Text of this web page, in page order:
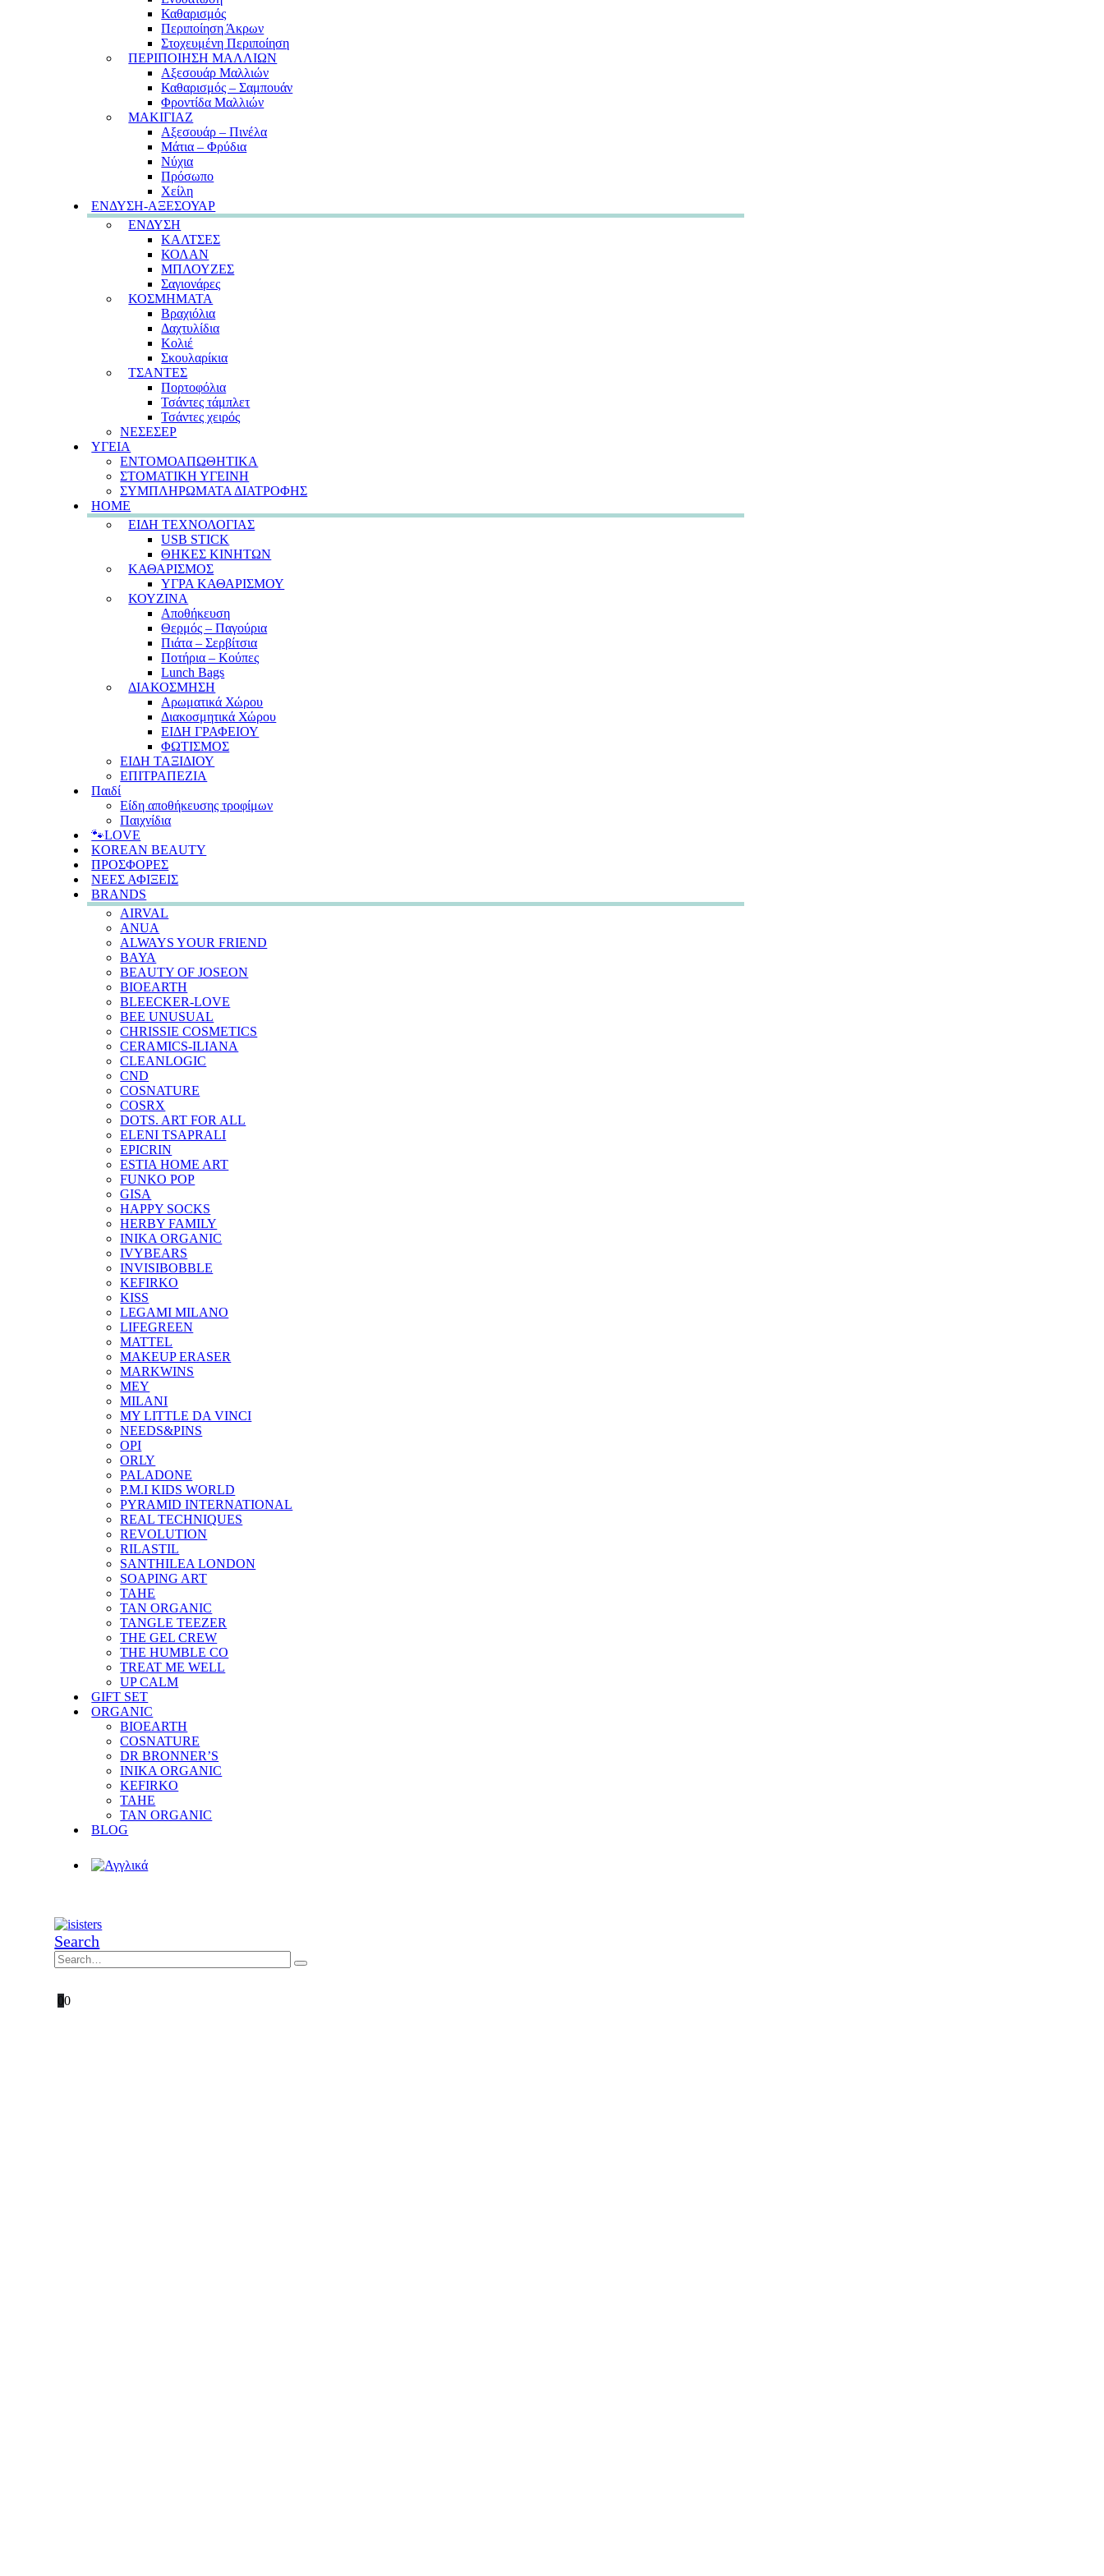
Καθαρισμός
Περιποίηση Άκρων
Στοχευμένη Περιποίηση
ΠΕΡΙΠΟΙΗΣΗ ΜΑΛΛΙΩΝ
Αξεσουάρ Μαλλιών
Καθαρισμός – Σαμπουάν
Φροντίδα Μαλλιών
ΜΑΚΙΓΙΑΖ
Αξεσουάρ – Πινέλα
Μάτια – Φρύδια
Νύχια
Πρόσωπο
Χείλη
ΕΝΔΥΣΗ-ΑΞΕΣΟΥΑΡ
ΕΝΔΥΣΗ
ΚΑΛΤΣΕΣ
ΚΟΛΑΝ
ΜΠΛΟΥΖΕΣ
Σαγιονάρες
ΚΟΣΜΗΜΑΤΑ
Βραχιόλια
Δαχτυλίδια
Κολιέ
Σκουλαρίκια
ΤΣΑΝΤΕΣ
Πορτοφόλια
Τσάντες τάμπλετ
Τσάντες χειρός
ΝΕΣΕΣΕΡ
ΥΓΕΙΑ
ΕΝΤΟΜΟΑΠΩΘΗΤΙΚΑ
ΣΤΟΜΑΤΙΚΗ ΥΓΕΙΝΗ
ΣΥΜΠΛΗΡΩΜΑΤΑ ΔΙΑΤΡΟΦΗΣ
HOME
ΕΙΔΗ ΤΕΧΝΟΛΟΓΙΑΣ
USB STICK
ΘΗΚΕΣ ΚΙΝΗΤΩΝ
ΚΑΘΑΡΙΣΜΟΣ
ΥΓΡΑ ΚΑΘΑΡΙΣΜΟΥ
ΚΟΥΖΙΝΑ
Αποθήκευση
Θερμός – Παγούρια
Πιάτα – Σερβίτσια
Ποτήρια – Κούπες
Lunch Bags
ΔΙΑΚΟΣΜΗΣΗ
Αρωματικά Χώρου
Διακοσμητικά Χώρου
ΕΙΔΗ ΓΡΑΦΕΙΟΥ
ΦΩΤΙΣΜΟΣ
ΕΙΔΗ ΤΑΞΙΔΙΟΥ
ΕΠΙΤΡΑΠΕΖΙΑ
Παιδί
Είδη αποθήκευσης τροφίμων
Παιχνίδια
🐾LOVE
KOREAN BEAUTY
ΠΡΟΣΦΟΡΕΣ
ΝΕΕΣ ΑΦΙΞΕΙΣ
BRANDS
AIRVAL
ANUA
ALWAYS YOUR FRIEND
BAYA
BEAUTY OF JOSEON
BIOEARTH
BLEECKER-LOVE
BEE UNUSUAL
CHRISSIE COSMETICS
CERAMICS-ILIANA
CLEANLOGIC
CND
COSNATURE
COSRX
DOTS. ART FOR ALL
ELENI TSAPRALI
EPICRIN
ESTIA HOME ART
FUNKO POP
GISA
HAPPY SOCKS
HERBY FAMILY
INIKA ORGANIC
IVYBEARS
INVISIBOBBLE
KEFIRKO
KISS
LEGAMI MILANO
LIFEGREEN
MATTEL
MAKEUP ERASER
MARKWINS
MEY
MILANI
MY LITTLE DA VINCI
NEEDS&PINS
OPI
ORLY
PALADONE
P.M.I KIDS WORLD
PYRAMID INTERNATIONAL
REAL TECHNIQUES
REVOLUTION
RILASTIL
SANTHILEA LONDON
SOAPING ART
TAHE
TAN ORGANIC
TANGLE TEEZER
THE GEL CREW
THE HUMBLE CO
TREAT ME WELL
UP CALM
GIFT SET
ORGANIC
BIOEARTH
COSNATURE
DR BRONNER’S
INIKA ORGANIC
KEFIRKO
TAHE
TAN ORGANIC
BLOG
Search
00